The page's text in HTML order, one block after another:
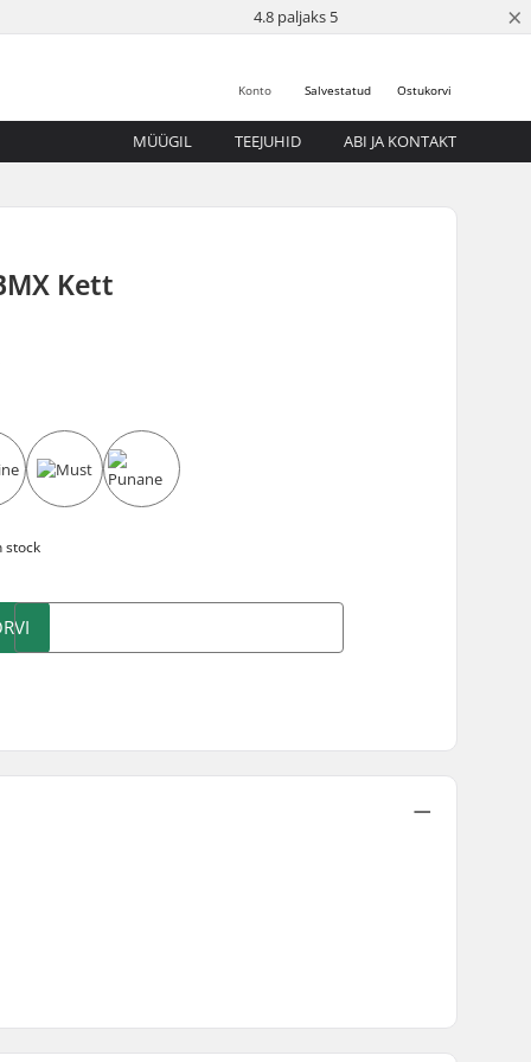
4.8 paljaks 5 ×
Ostukorvi
Salvestatud
Konto
MÜÜGIL TEEJUHID ABI JA KONTAKT
Kett
stock